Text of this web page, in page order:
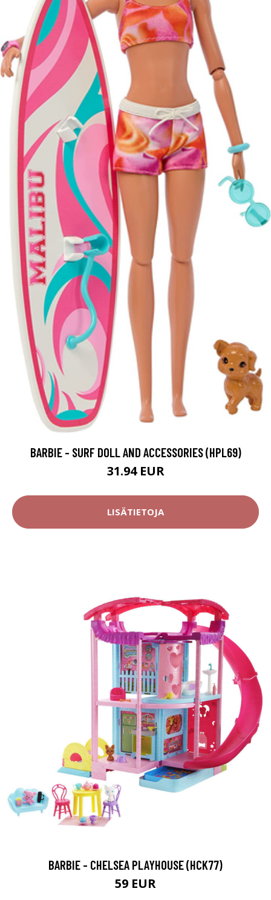
BARBIE - SURF DOLL AND ACCESSORIES (HPL69)
31.94 EUR
LISÄTIETOJA
BARBIE - CHELSEA PLAYHOUSE (HCK77)
59 EUR